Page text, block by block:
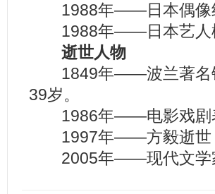
1988年——日本偶像组
1988年——日本艺人
逝世人物
1849年——波兰著名钢
39岁。
1986年——电影戏剧
1997年——方毅逝世
2005年——现代文学